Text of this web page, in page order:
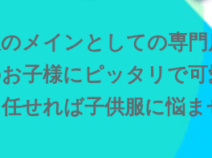
メインとしての専
子様にピッタリで
せれば子供服に悩